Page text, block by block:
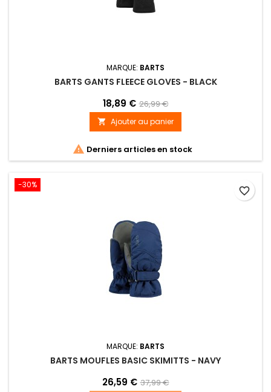
MARQUE: BARTS
BARTS GANTS FLEECE GLOVES - BLACK
18,89 € 26,99 €
 Ajouter au panier
 Derniers articles en stock
-30%
MARQUE: BARTS
BARTS MOUFLES BASIC SKIMITTS - NAVY
26,59 € 37,99 €
favorite_border